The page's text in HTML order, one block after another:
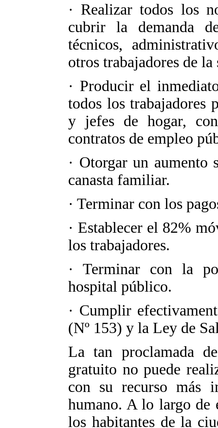
· Realizar todos los
cubrir la demanda
técnicos,
otros trabajadores de la
· Producir el
todos los trabajadores
y jefes de hogar,
contratos de empleo
· Otorgar un
canasta familiar.
· Terminar con los
· Establecer el 82%
los trabajadores.
· Terminar con la
hospital público.
· Cumplir
(Nº 153) y la Ley de
La tan proclamada
gratuito no puede
con su recurso más
humano. A lo largo de
los habitantes de la